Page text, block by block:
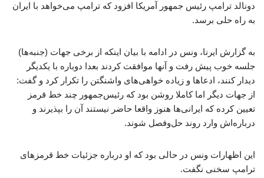
دونالد ترامپ رئیس جمهور آمریکا افزود که ترامپ می‌خواهد با ایران
به راه‌ حلی برسد.
به گزارش ایرنا، ونس در ادامه با بیان اینکه از برخی جهات (جنبه‌ها)
جلسه خوب پیش رفت و آنها موافقت کردند بعدا دوباره با یکدیگر
دیدار کنند، ادعاها و زیاده خواهی‌های واشنگتن را تکرار کرد و گفت:
از جهات دیگر اما کاملا روشن بود که رئیس‌جمهور چند خط قرمز
تعیین کرده که ایرانی‌ها هنوز واقعا حاضر نیستند آن را بپذیرند و
درباره‌اش وارد روند حل‌وفصل شوند.
این اظهارات ونس در حالی بود که او درباره جزئیات خط قرمزهای
ترامپ سخنی نگفت.